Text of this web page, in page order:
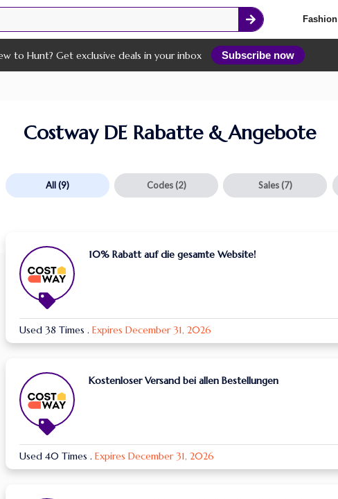
Fashion
to Hunt? Get exclusive deals in your inbox Subscribe now
Costway DE Rabatte & Angebote
All(9) Codes(2) Sales(7)
10% Rabatt auf die gesamte Website!
Used 38 Times . Expires December 31, 2026
Kostenloser Versand bei allen Bestellungen
Used 40 Times . Expires December 31, 2026